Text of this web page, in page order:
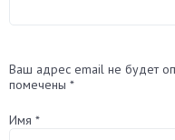
Ваш адрес email не будет
помечены *
Имя *